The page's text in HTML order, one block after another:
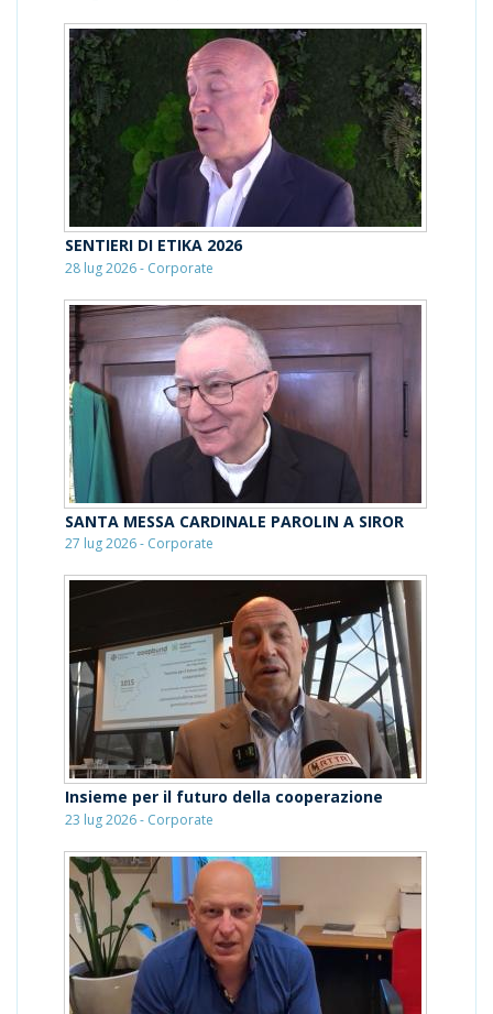
SENTIERI DI ETIKA 2026
28 lug 2026 - Corporate
SANTA MESSA CARDINALE PAROLIN A SIROR
27 lug 2026 - Corporate
Insieme per il futuro della cooperazione
23 lug 2026 - Corporate